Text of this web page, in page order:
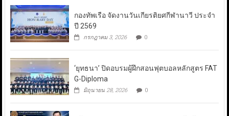
กองทัพเรือ จัดงานวันเกียรติยศกีฬานาวี ประจำ
ปี 2569
กรกฎาคม 3, 2026 0
‘ยุทธนา’ ปิดอบรมผู้ฝึกสอนฟุตบอลหลักสูตร FAT
G-Diploma
มิถุนายน 28, 2026 0